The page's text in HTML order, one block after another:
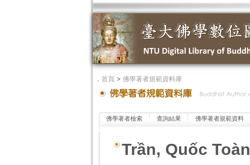
． 首頁> 佛學著者規範資料庫
佛學著者檢索 查詢結果 佛學著者規範資料
Trần, Quốc Toàn